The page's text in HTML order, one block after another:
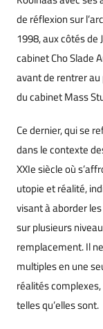
de réflexion sur
1998, aux côtés de
cabinet Cho Slade
avant de rentrer au
du cabinet Mass
Ce dernier, qui se
dans le contexte
XXIe siècle où
utopie et réalité,
visant à aborder
sur plusieurs
remplacement. Il
multiples en une
réalités
telles qu’elles sont.